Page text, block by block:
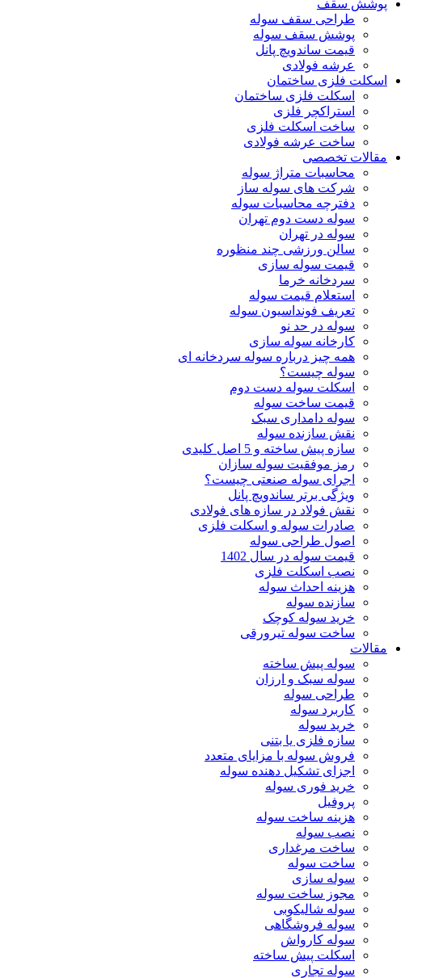
پوشش سقف
طراحی سقف سوله
پوشش سقف سوله
قیمت ساندویچ پانل
عرشه فولادی
اسکلت فلزی ساختمان
اسکلت فلزی ساختمان
استراکچر فلزی
ساخت اسکلت فلزی
ساخت عرشه فولادی
مقالات تخصصی
محاسبات متراژ سوله
شرکت های سوله ساز
دفترچه محاسبات سوله
سوله دست دوم تهران
سوله در تهران
سالن ورزشی چند منظوره
قیمت سوله سازی
سردخانه خرما
استعلام قیمت سوله
تعریف فونداسیون سوله
سوله در حد نو
کارخانه سوله سازی
همه چیز درباره سوله سردخانه ای
سوله چیست؟
اسکلت سوله دست دوم
قیمت ساخت سوله
سوله دامداری سبک
نقش سازنده سوله
سازه پیش ساخته و 5 اصل کلیدی
رمز موفقیت سوله سازان
اجرای سوله صنعتی چیست؟
ویژگی برتر ساندویچ پانل
نقش فولاد در سازه های فولادی
صادرات سوله و اسکلت فلزی
اصول طراحی سوله
قیمت سوله در سال 1402
نصب اسکلت فلزی
هزینه احداث سوله
سازنده سوله
خرید سوله کوچک
ساخت سوله تیرورقی
مقالات
سوله پیش ساخته
سوله سبک و ارزان
طراحی سوله
کاربرد سوله
خرید سوله
سازه فلزی یا بتنی
فروش سوله با مزایای متعدد
اجزای تشکیل دهنده سوله
خرید فوری سوله
پروفیل
هزینه ساخت سوله
نصب سوله
ساخت مرغداری
ساخت سوله
سوله سازی
مجوز ساخت سوله
سوله شالیکوبی
سوله فروشگاهی
سوله کارواش
اسکلت پیش ساخته
سوله تجاری